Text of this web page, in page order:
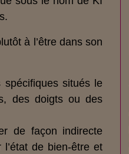
à l’être dans son
spécifiques situés le
des doigts ou des
de façon indirecte
de bien-être et